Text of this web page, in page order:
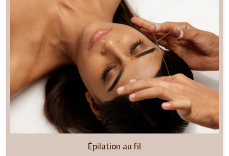
Épilation au fil